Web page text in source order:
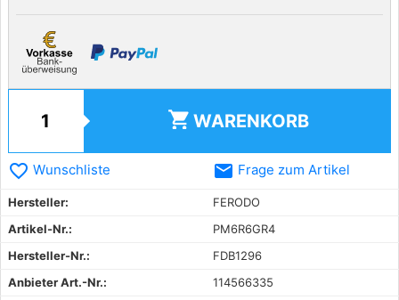
shopping_cart WARENKORB
favorite_border Wunschliste email Frage zum Artikel
Hersteller:
FERODO
Artikel-Nr.:
PM6R6GR4
Hersteller-Nr.:
FDB1296
Anbieter Art.-Nr.:
114566335